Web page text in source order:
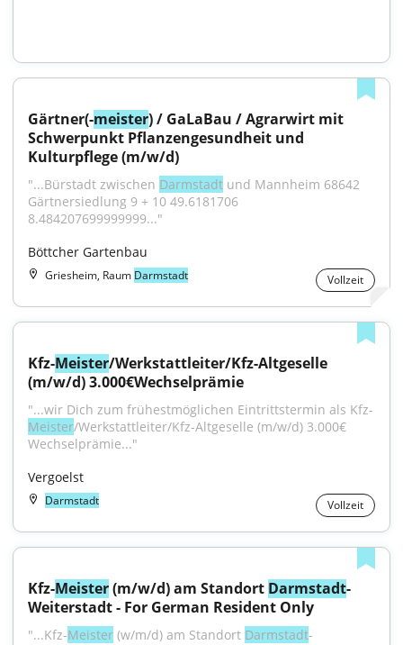
Gärtner(-meister) / GaLaBau / Agrarwirt mit
Schwerpunkt Pflanzengesundheit und
Kulturpflege (m/w/d)
"...Bürstadt zwischen Darmstadt und Mannheim 68642
Gärtnersiedlung 9 + 10 49.6181706
8.484207699999999..."
Böttcher Gartenbau
Griesheim, Raum Darmstadt Vollzeit
Kfz-Meister/Werkstattleiter/Kfz-Altgeselle
(m/w/d) 3.000€Wechselprämie
"...wir Dich zum frühestmöglichen Eintrittstermin als Kfz-
Meister/Werkstattleiter/Kfz-Altgeselle (m/w/d) 3.000€
Wechselprämie..."
Vergoelst
Darmstadt Vollzeit
Kfz-Meister (m/w/d) am Standort Darmstadt-
Weiterstadt - For German Resident Only
"...Kfz-Meister (w/m/d) am Standort Darmstadt-